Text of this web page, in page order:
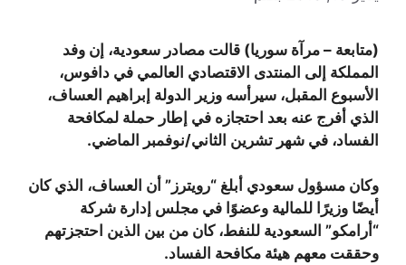
(متابعة – مرآة سوريا) قالت مصادر سعودية، إن وفد
المملكة إلى المنتدى الاقتصادي العالمي في دافوس،
الأسبوع المقبل، سيرأسه وزير الدولة إبراهيم العساف،
الذي أفرج عنه بعد احتجازه في إطار حملة لمكافحة
الفساد، في شهر تشرين الثاني/نوفمبر الماضي.
وكان مسؤول سعودي أبلغ “رويترز” أن العساف، الذي كان
أيضًا وزيرًا للمالية وعضوًا في مجلس إدارة شركة
“أرامكو” السعودية للنفط، كان من بين الذين احتجزتهم
وحققت معهم هيئة مكافحة الفساد.